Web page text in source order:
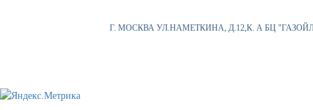
Г. МОСКВА УЛ.НАМЕТКИНА, Д.12,К. А БЦ